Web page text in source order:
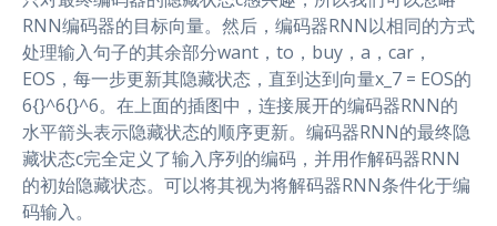
RNN编码器的目标向量。然后，编码器RNN以相同的方式
处理输入句子的其余部分want，to，buy，a，car，
EOS，每一步更新其隐藏状态，直到达到向量x_7 = EOS的
6{}^6{}^6。在上面的插图中，连接展开的编码器RNN的
水平箭头表示隐藏状态的顺序更新。编码器RNN的最终隐
藏状态c完全定义了输入序列的编码，并用作解码器RNN
的初始隐藏状态。可以将其视为将解码器RNN条件化于编
码输入。